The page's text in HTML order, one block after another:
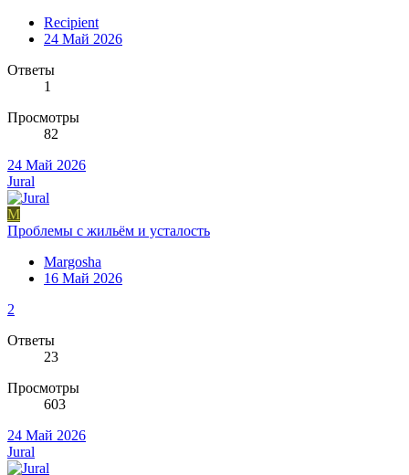
Recipient
24 Май 2026
Ответы
1
Просмотры
82
24 Май 2026
Jural
M
Проблемы с жильём и усталость
Margosha
16 Май 2026
2
Ответы
23
Просмотры
603
24 Май 2026
Jural